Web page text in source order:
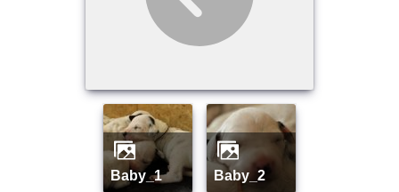
baby_1 baby_2